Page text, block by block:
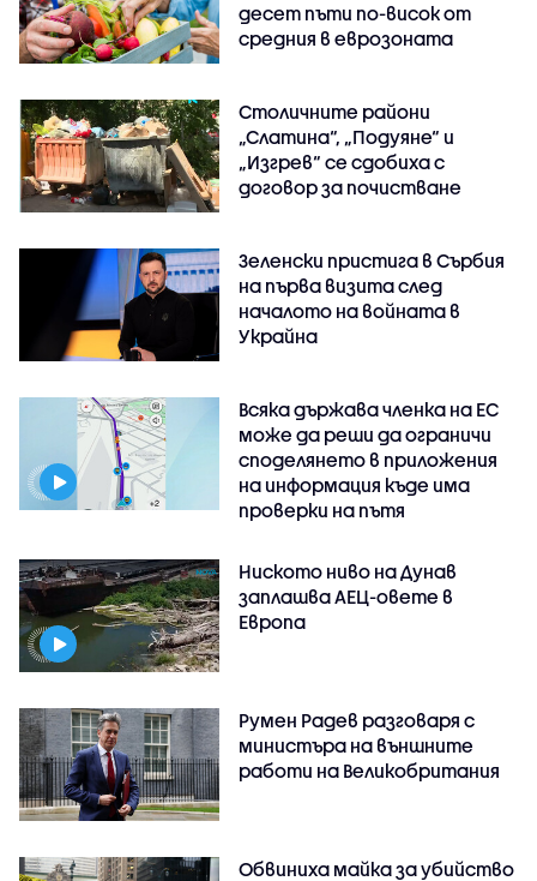
десет пъти по-висок от
средния в еврозоната
Столичните райони
„Слатина“, „Подуяне“ и
„Изгрев“ се сдобиха с
договор за почистване
Зеленски пристига в Сърбия
на първа визита след
началото на войната в
Украйна
Всяка държава членка на ЕС
може да реши да ограничи
споделянето в приложения
на информация къде има
проверки на пътя
Ниското ниво на Дунав
заплашва АЕЦ-овете в
Европа
Румен Радев разговаря с
министъра на външните
работи на Великобритания
Обвиниха майка за убийство